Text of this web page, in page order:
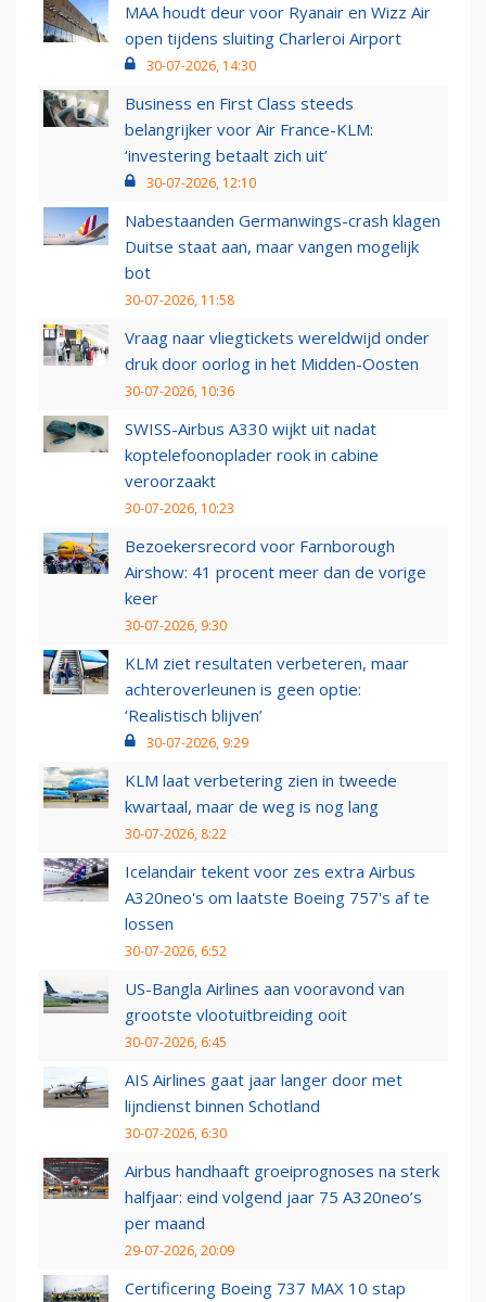
MAA houdt deur voor Ryanair en Wizz Air
open tijdens sluiting Charleroi Airport
30-07-2026, 14:30
Business en First Class steeds
belangrijker voor Air France-KLM:
‘investering betaalt zich uit’
30-07-2026, 12:10
Nabestaanden Germanwings-crash klagen
Duitse staat aan, maar vangen mogelijk
bot
30-07-2026, 11:58
Vraag naar vliegtickets wereldwijd onder
druk door oorlog in het Midden-Oosten
30-07-2026, 10:36
SWISS-Airbus A330 wijkt uit nadat
koptelefoonoplader rook in cabine
veroorzaakt
30-07-2026, 10:23
Bezoekersrecord voor Farnborough
Airshow: 41 procent meer dan de vorige
keer
30-07-2026, 9:30
KLM ziet resultaten verbeteren, maar
achteroverleunen is geen optie:
‘Realistisch blijven’
30-07-2026, 9:29
KLM laat verbetering zien in tweede
kwartaal, maar de weg is nog lang
30-07-2026, 8:22
Icelandair tekent voor zes extra Airbus
A320neo's om laatste Boeing 757's af te
lossen
30-07-2026, 6:52
US-Bangla Airlines aan vooravond van
grootste vlootuitbreiding ooit
30-07-2026, 6:45
AIS Airlines gaat jaar langer door met
lijndienst binnen Schotland
30-07-2026, 6:30
Airbus handhaaft groeiprognoses na sterk
halfjaar: eind volgend jaar 75 A320neo’s
per maand
29-07-2026, 20:09
Certificering Boeing 737 MAX 10 stap